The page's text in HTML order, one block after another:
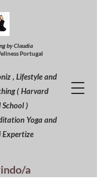
by Claudia
Portugal
, Lifestyle and
( Harvard
)
Yoga and
Expertize
a